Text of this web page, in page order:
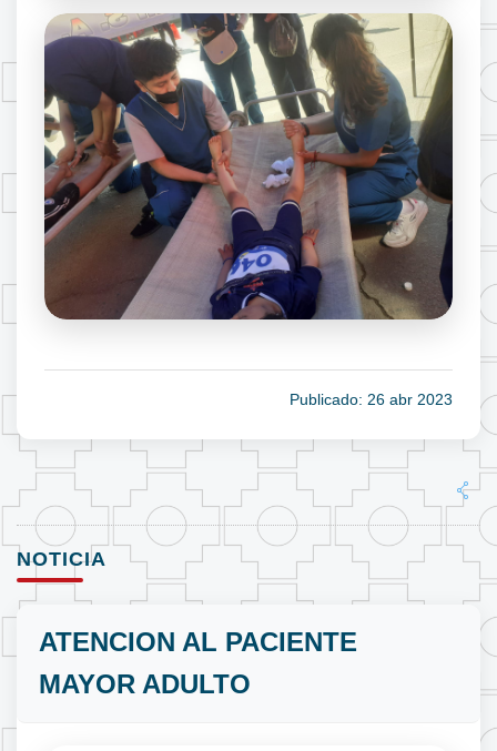
Publicado: 26 abr 2023
NOTICIA
ATENCION AL PACIENTE
MAYOR ADULTO